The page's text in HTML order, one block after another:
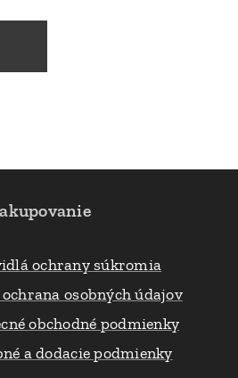
ochrany súkromia
ochrana osobných údajov
obchodné podmienky
a dodacie podmienky